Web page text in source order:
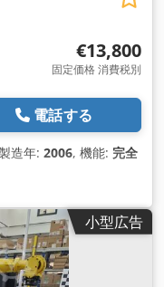
€13,800
固定価格 消費税別
電話する
造年: 2006, 機能: 完全
小型広告